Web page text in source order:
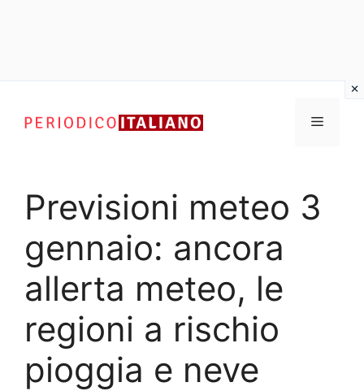
contenuto
Menu
Previsioni meteo 3
gennaio: ancora
allerta meteo, le
regioni a rischio
pioggia e neve